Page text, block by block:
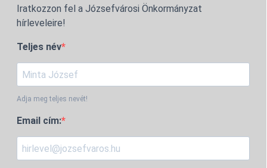
Iratkozzon fel a Józsefvárosi Önkormányzat
hírleveleire!
Teljes név
Adja meg teljes nevét!
Email cím: